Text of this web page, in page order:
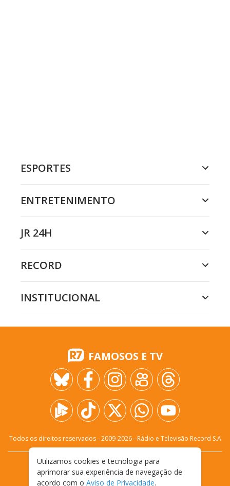
ESPORTES
ENTRETENIMENTO
JR 24H
RECORD
INSTITUCIONAL
FAMOSOS E TV
Todos os direitos reservados - 2009-2026- Rádio e Televisão Record S.A
FALE CONOSCO
PRIVACIDADE
TERMOS E CONDIÇÕES DE USO
Utilizamos cookies e tecnologia para
aprimorar sua experiência de navegação de
acordo com o Aviso de Privacidade.